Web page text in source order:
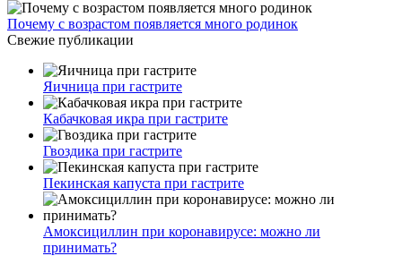
Почему с возрастом появляется много родинок
Свежие публикации
Яичница при гастрите
Кабачковая икра при гастрите
Гвоздика при гастрите
Пекинская капуста при гастрите
Амоксициллин при коронавирусе: можно ли
принимать?